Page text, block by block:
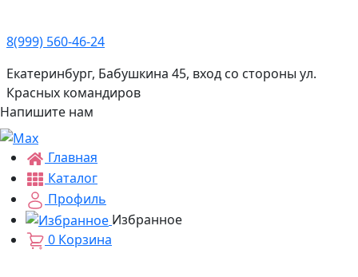
8(999) 560-46-24
Екатеринбург, Бабушкина 45, вход со стороны ул.
Красных командиров
Напишите нам
Главная
Каталог
Профиль
Избранное
0 Корзина